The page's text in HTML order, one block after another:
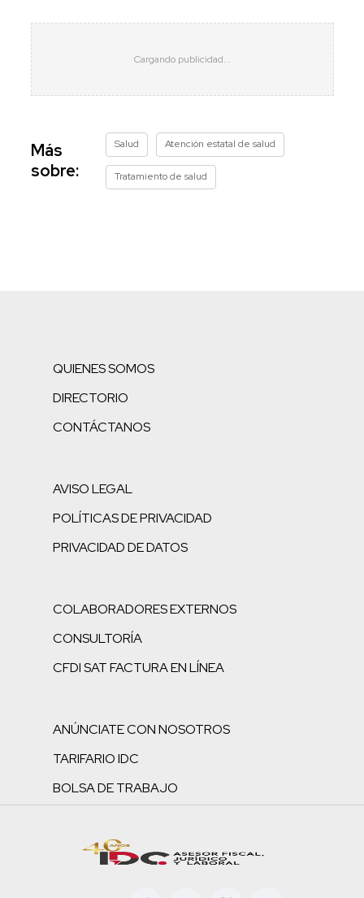
Más
sobre:
Salud Atención estatal de salud
Tratamiento de salud
QUIENES SOMOS
DIRECTORIO
CONTÁCTANOS
AVISO LEGAL
POLÍTICAS DE PRIVACIDAD
PRIVACIDAD DE DATOS
COLABORADORES EXTERNOS
CONSULTORÍA
CFDI SAT FACTURA EN LÍNEA
ANÚNCIATE CON NOSOTROS
TARIFARIO IDC
BOLSA DE TRABAJO